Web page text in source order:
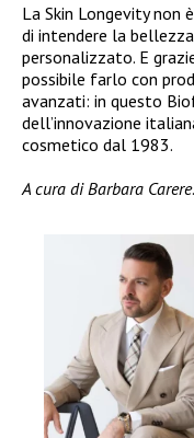
La Skin Longevity non
di intendere la
personalizzato. E
possibile farlo con
avanzati: in questo
dell’innovazione
cosmetico dal 1983.
A cura di Barbara Carere.